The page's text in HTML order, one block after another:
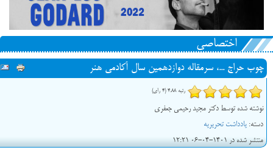
اختصاصی
چوب حراج ...، سرمقاله دوازدهمین سال آکادمی هنر
رتبه 4.88 (4 رای)
نوشته شده توسط دکتر مجید رحیمی جعفری
دسته: یادداشت تحریریه
منتشر شده در 1401-04-06 12:21